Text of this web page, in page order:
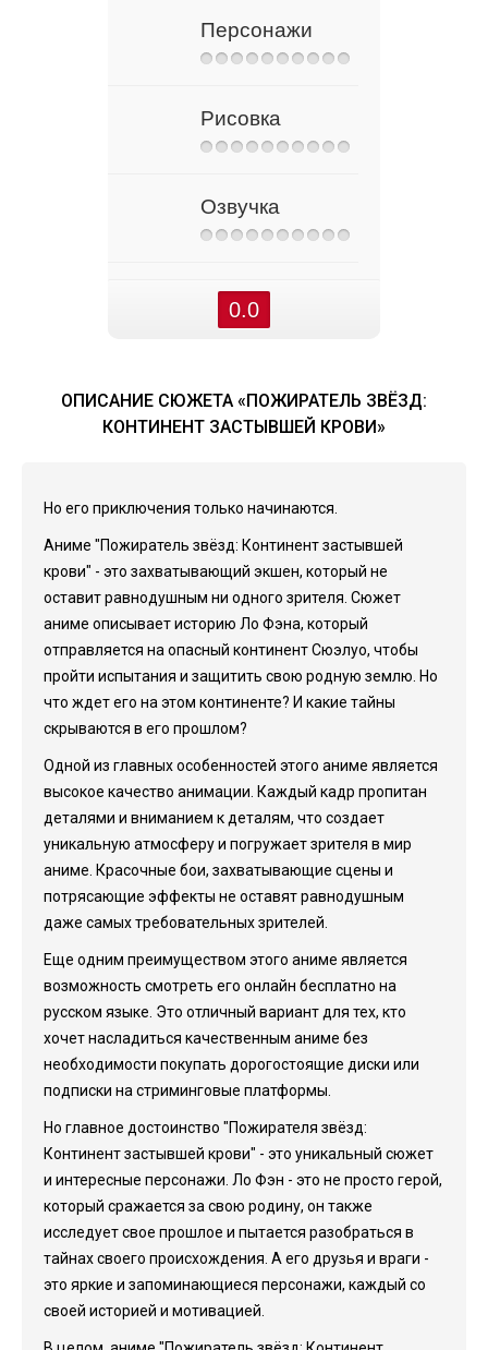
Персонажи
Рисовка
Озвучка
0.0
ОПИСАНИЕ СЮЖЕТА «ПОЖИРАТЕЛЬ ЗВЁЗД:
КОНТИНЕНТ ЗАСТЫВШЕЙ КРОВИ»
Но его приключения только начинаются.
Аниме "Пожиратель звёзд: Континент застывшей
крови" - это захватывающий экшен, который не
оставит равнодушным ни одного зрителя. Сюжет
аниме описывает историю Ло Фэна, который
отправляется на опасный континент Сюэлуо, чтобы
пройти испытания и защитить свою родную землю. Но
что ждет его на этом континенте? И какие тайны
скрываются в его прошлом?
Одной из главных особенностей этого аниме является
высокое качество анимации. Каждый кадр пропитан
деталями и вниманием к деталям, что создает
уникальную атмосферу и погружает зрителя в мир
аниме. Красочные бои, захватывающие сцены и
потрясающие эффекты не оставят равнодушным
даже самых требовательных зрителей.
Еще одним преимуществом этого аниме является
возможность смотреть его онлайн бесплатно на
русском языке. Это отличный вариант для тех, кто
хочет насладиться качественным аниме без
необходимости покупать дорогостоящие диски или
подписки на стриминговые платформы.
Но главное достоинство "Пожирателя звёзд:
Континент застывшей крови" - это уникальный сюжет
и интересные персонажи. Ло Фэн - это не просто герой,
который сражается за свою родину, он также
исследует свое прошлое и пытается разобраться в
тайнах своего происхождения. А его друзья и враги -
это яркие и запоминающиеся персонажи, каждый со
своей историей и мотивацией.